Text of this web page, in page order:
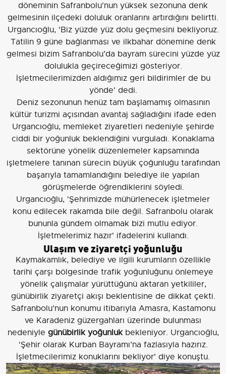
döneminin Safranbolu'nun yüksek sezonuna denk
gelmesinin ilçedeki doluluk oranlarını artırdığını belirtti.
Urgancıoğlu, 'Biz yüzde yüz dolu geçmesini bekliyoruz.
Tatilin 9 güne bağlanması ve ilkbahar dönemine denk
gelmesi bizim Safranbolu’da bayram sürecini yüzde yüz
dolulukla geçireceğimizi gösteriyor.
İşletmecilerimizden aldığımız geri bildirimler de bu
yönde' dedi.
Deniz sezonunun henüz tam başlamamış olmasının
kültür turizmi açısından avantaj sağladığını ifade eden
Urgancıoğlu, memleket ziyaretleri nedeniyle şehirde
ciddi bir yoğunluk beklendiğini vurguladı. Konaklama
sektörüne yönelik düzenlemeler kapsamında
işletmelere tanınan sürecin büyük çoğunluğu tarafından
başarıyla tamamlandığını belediye ile yapılan
görüşmelerde öğrendiklerini söyledi.
Urgancıoğlu, 'Şehrimizde mühürlenecek işletmeler
konu edilecek rakamda bile değil. Safranbolu olarak
bununla gündem olmamak bizi mutlu ediyor.
İşletmelerimiz hazır' ifadelerini kullandı.
Ulaşım ve ziyaretçi yoğunluğu
Kaymakamlık, belediye ve ilgili kurumların özellikle
tarihi çarşı bölgesinde trafik yoğunluğunu önlemeye
yönelik çalışmalar yürüttüğünü aktaran yetkililer,
günübirlik ziyaretçi akışı beklentisine de dikkat çekti.
Safranbolu'nun konumu itibarıyla Amasra, Kastamonu
ve Karadeniz güzergahları üzerinde bulunması
nedeniyle günübirlik yoğunlukbekleniyor. Urgancıoğlu,
'Şehir olarak Kurban Bayramı’na fazlasıyla hazırız.
İşletmecilerimiz konuklarını bekliyor' diye konuştu.